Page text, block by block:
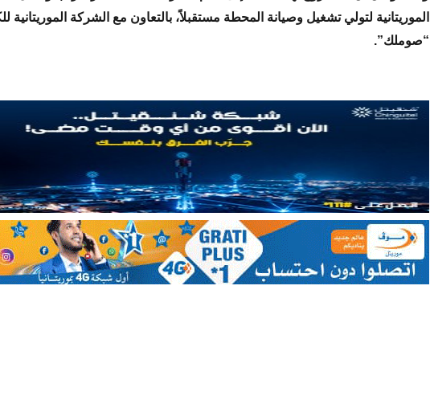
الموريتانية لتولي تشغيل وصيانة المحطة مستقبلاً، بالتعاون مع الشركة الموريتانية
“صوملك”.